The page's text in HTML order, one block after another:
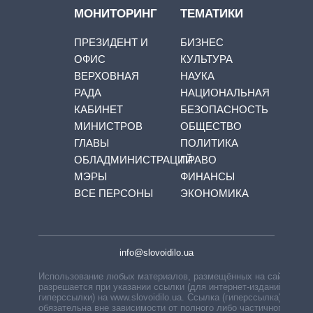
МОНИТОРИНГ
ПРЕЗИДЕНТ И
ОФИС
ВЕРХОВНАЯ
РАДА
КАБИНЕТ
МИНИСТРОВ
ГЛАВЫ
ОБЛАДМИНИСТРАЦИЙ
МЭРЫ
ВСЕ ПЕРСОНЫ
ТЕМАТИКИ
БИЗНЕС
КУЛЬТУРА
НАУКА
НАЦИОНАЛЬНАЯ
БЕЗОПАСНОСТЬ
ОБЩЕСТВО
ПОЛИТИКА
ПРАВО
ФИНАНСЫ
ЭКОНОМИКА
info@slovoidilo.ua
Использование любых материалов, размещённых на сайте,
разрешается при указании ссылки (для интернет-изданий —
гиперссылки) на www.slovoidilo.ua. Ссылка (гиперссылка)
обязательна вне зависимости от полного либо частичного